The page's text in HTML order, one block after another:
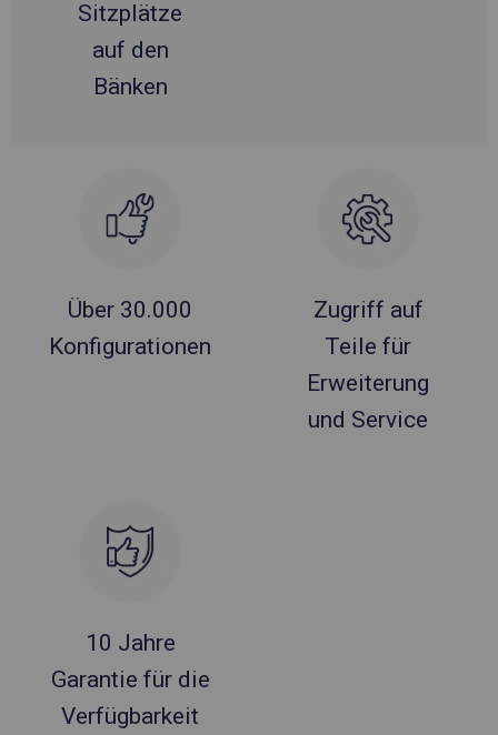
Sitzplätze
auf den
Bänken
Über 30.000
Konfigurationen
Zugriff auf
Teile für
Erweiterung
und Service
10 Jahre
Garantie für die
Verfügbarkeit